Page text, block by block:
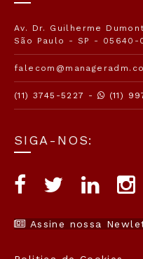
Av. Dr. Guilherme
São Paulo - SP - 05640-
(11) 3745-5227 - (11)
SIGA-NOS:
Assine nossa